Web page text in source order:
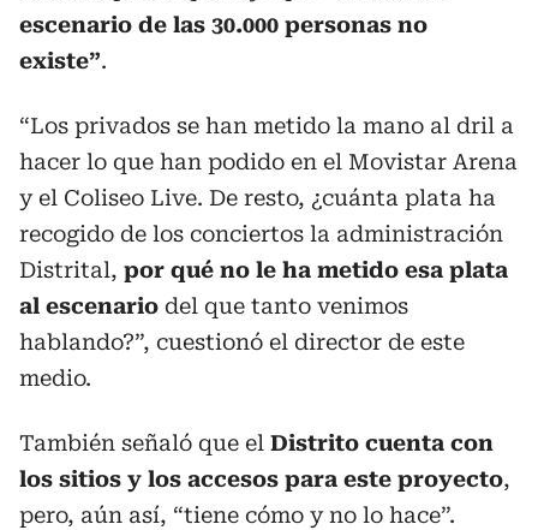
escenario de las 30.000 personas no
existe”.
“Los privados se han metido la mano al dril a
hacer lo que han podido en el Movistar Arena
y el Coliseo Live. De resto, ¿cuánta plata ha
recogido de los conciertos la administración
Distrital, por qué no le ha metido esa plata
al escenario del que tanto venimos
hablando?”, cuestionó el director de este
medio.
También señaló que el Distrito cuenta con
los sitios y los accesos para este proyecto,
pero, aún así, “tiene cómo y no lo hace”.